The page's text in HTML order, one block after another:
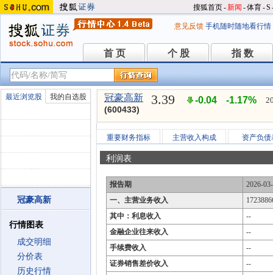
搜狐首页-新闻 -体育-S
意见反馈 手机随时随地看行情
首 页
首 页 个 股
个 股 指 数
指 数
最近浏览股 我的自选股
冠豪高新
行情图表
成交明细
分价表
历史行情
冠豪高新
(600433)
3.39 -0.04 -1.17%
重要财务指标 主营收入构成 资产负债
利润表
报告期
2026-
一、主营业务收入
其中：利息收入
--
金融企业往来收入
--
手续费收入
--
证券销售差价收入
--